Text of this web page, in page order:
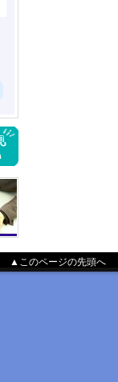
▲このページの先頭へ